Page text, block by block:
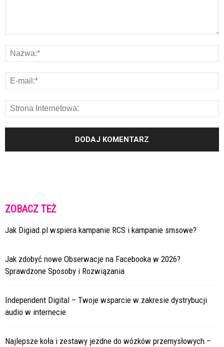
ZOBACZ TEŻ
Jak Digiad.pl wspiera kampanie RCS i kampanie smsowe?
Jak zdobyć nowe Obserwacje na Facebooka w 2026?
Sprawdzone Sposoby i Rozwiązania
Independent Digital – Twoje wsparcie w zakresie dystrybucji
audio w internecie
Najlepsze koła i zestawy jezdne do wózków przemysłowych –